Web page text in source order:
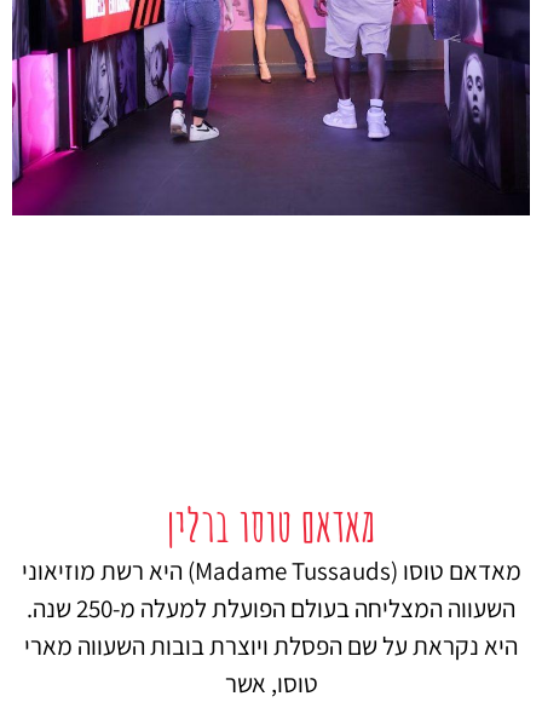
מאדאם טוסו ברלין
מאדאם טוסו (Madame Tussauds) היא רשת מוזיאוני
השעווה המצליחה בעולם הפועלת למעלה מ-250 שנה.
היא נקראת על שם הפסלת ויוצרת בובות השעווה מארי
טוסו, אשר